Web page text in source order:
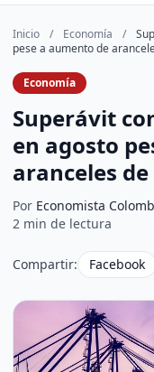
Inicio / Economía /
pese a aumento de
Economía
Superávit
en agosto
aranceles de
Por Economista
2 min de lectura
Compartir: Facebook